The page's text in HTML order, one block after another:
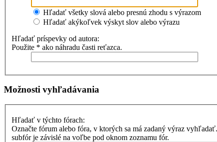
Hľadať všetky slová alebo presnú zhodu s výrazom
Hľadať akýkoľvek výskyt slov alebo výrazu
Hľadať príspevky od autora:
Použite * ako náhradu časti reťazca.
Možnosti vyhľadávania
Hľadať v týchto fórach:
Označte fórum alebo fóra, v ktorých sa má zadaný výraz
subfór je závislé na voľbe pod oknom zoznamu fór.